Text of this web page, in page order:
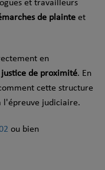
et travailleurs
de plainte et
en
justice de proximité. En
cette structure
l'épreuve judiciaire.
ou bien